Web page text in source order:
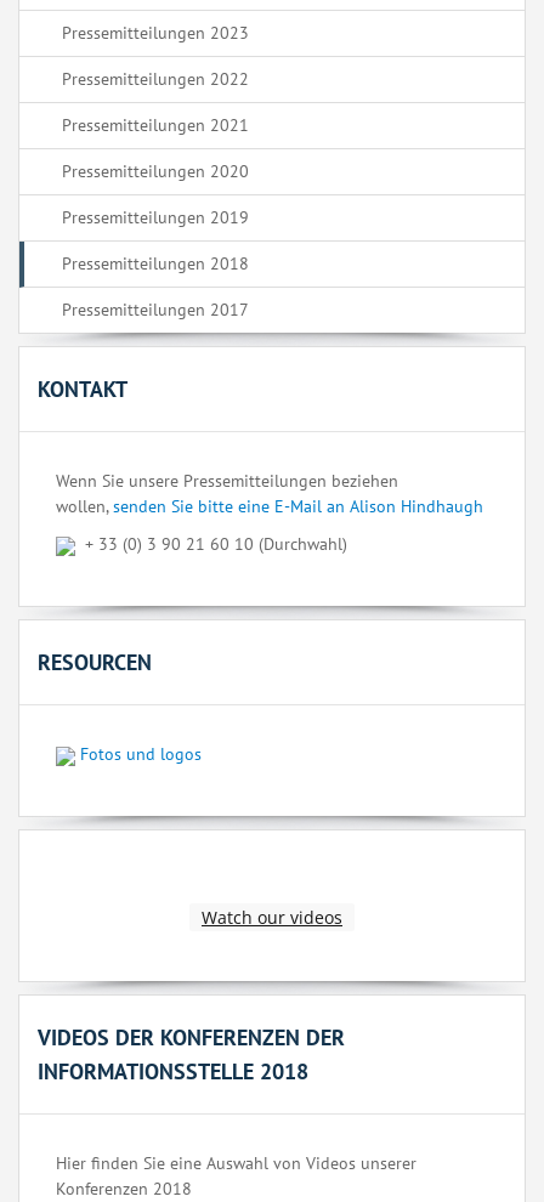
Pressemitteilungen 2023
Pressemitteilungen 2022
Pressemitteilungen 2021
Pressemitteilungen 2020
Pressemitteilungen 2019
Pressemitteilungen 2018
Pressemitteilungen 2017
KONTAKT
Wenn Sie unsere Pressemitteilungen beziehen
wollen,senden Sie bitte eine E-Mail an Alison Hindhaugh
+ 33 (0) 3 90 21 60 10 (Durchwahl)
RESOURCEN
Fotos und logos
Watch our videos
VIDEOS DER KONFERENZEN DER
INFORMATIONSSTELLE 2018
Hier finden Sie eine Auswahl von Videos unserer
Konferenzen 2018